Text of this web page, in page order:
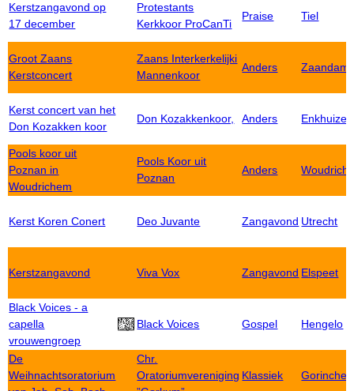
Kerstzangavond op
17 december
Protestants
Kerkkoor ProCanTi
Praise Tiel
Groot Zaans
Kerstconcert
Zaans Interkerkelijki
Mannenkoor
Anders Zaandam
Kerst concert van het
Don Kozakken koor
Don Kozakkenkoor, Anders Enkhuizen
Pools koor uit
Poznan in
Woudrichem
Pools Koor uit
Poznan
Anders
Kerst Koren Conert Deo Juvante Zangavond Utrecht
Kerstzangavond Viva Vox Zangavond Elspeet
Black Voices - a
capella
vrouwengroep
Black Voices Gospel Hengelo
De
Weihnachtsoratorium
Chr.
Oratoriumvereniging Klassiek